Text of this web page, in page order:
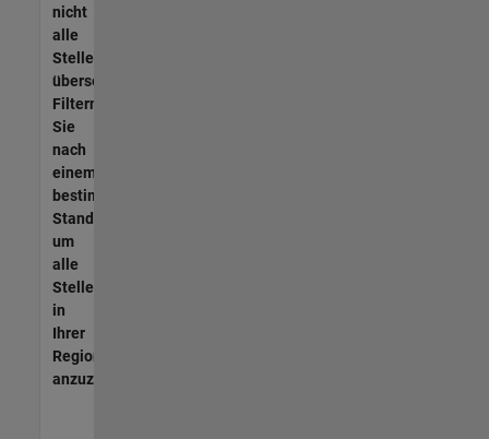
nicht
alle
Stellen
übersetzt.
Filtern
Sie
nach
einem
bestimmten
Standort,
um
alle
Stellenangebote
in
Ihrer
Region
anzuzeigen.